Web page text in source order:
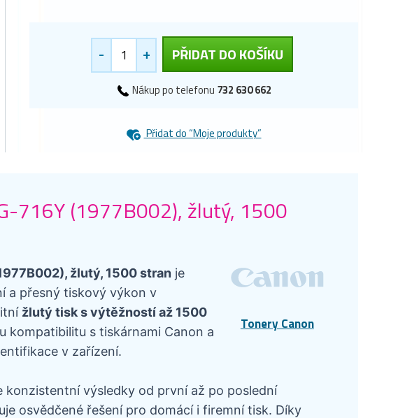
- + PŘIDAT DO KOŠÍKU
Nákup po telefonu 732 630 662
Přidat do “Moje produkty”
716Y (1977B002), žlutý, 1500
Tonery Canon
žlutý, 1500 stran je
a přesný tiskový výkon v
žlutý tisk s výtěžností až 1500
kompatibilitu s tiskárnami Canon a
v zařízení.
výsledky od první až po poslední
osvědčené řešení pro domácí i firemní tisk. Díky